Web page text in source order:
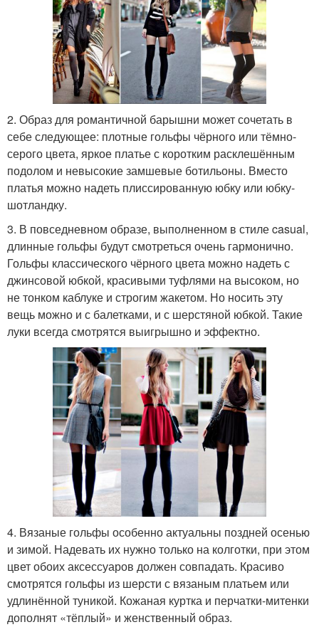
2. Образ для романтичной барышни может сочетать в
себе следующее: плотные гольфы чёрного или тёмно-
серого цвета, яркое платье с коротким расклешённым
подолом и невысокие замшевые ботильоны. Вместо
платья можно надеть плиссированную юбку или юбку-
шотландку.
3. В повседневном образе, выполненном в стиле casual,
длинные гольфы будут смотреться очень гармонично.
Гольфы классического чёрного цвета можно надеть с
джинсовой юбкой, красивыми туфлями на высоком, но
не тонком каблуке и строгим жакетом. Но носить эту
вещь можно и с балетками, и с шерстяной юбкой. Такие
луки всегда смотрятся выигрышно и эффектно.
4. Вязаные гольфы особенно актуальны поздней осенью
и зимой. Надевать их нужно только на колготки, при этом
цвет обоих аксессуаров должен совпадать. Красиво
смотрятся гольфы из шерсти с вязаным платьем или
удлинённой туникой. Кожаная куртка и перчатки-митенки
дополнят «тёплый» и женственный образ.